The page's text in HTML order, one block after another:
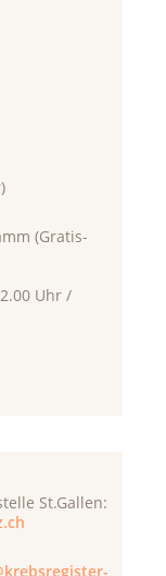
(Gratis-
Uhr /
St.Gallen: